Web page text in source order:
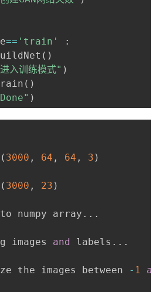
== 'train'
:
( )
入训练模式" )
( )
)
( 3000 , 64 , 64 , 3 )
( 3000 , 23 )
numpy array . . .
images and labels . . .
the images between - 1